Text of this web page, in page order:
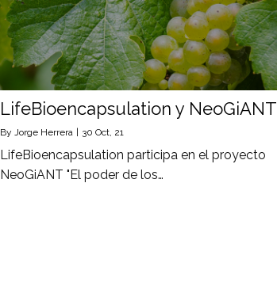
LifeBioencapsulation y NeoGiANT
By Jorge Herrera 30 Oct, 21
LifeBioencapsulation participa en el proyecto
NeoGiANT "El poder de los…